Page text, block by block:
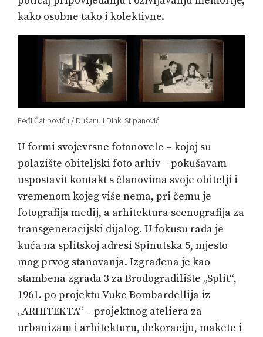
kako osobne tako i kolektivne.
Feđi Čatipoviću / Dušanu i Dinki Stipanović
U formi svojevrsne fotonovele – kojoj su
polazište obiteljski foto arhiv – pokušavam
uspostavit kontakt s članovima svoje obitelji i
vremenom kojeg više nema, pri čemu je
fotografija medij, a arhitektura scenografija za
transgeneracijski dijalog. U fokusu rada je
kuća na splitskoj adresi Spinutska 5, mjesto
mog prvog stanovanja. Izgrađena je kao
stambena zgrada 3 za Brodogradilište „Split“,
1961. po projektu Vuke Bombardellija iz
„ARHITEKTA“ – projektnog ateliera za
urbanizam i arhitekturu, dekoraciju, makete i